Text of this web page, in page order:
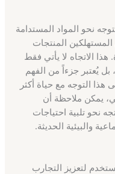
نحو المواد المستدامة
المنتجات
الاتجاه لا يأتي فقط
يُعتبر جزءاً من الفهم
هذا التوجه مع حياة أكثر
يمكن ملاحظة أن
نحو تلبية احتياجات
والبيئية الحديثة.
لتعزيز التجارب